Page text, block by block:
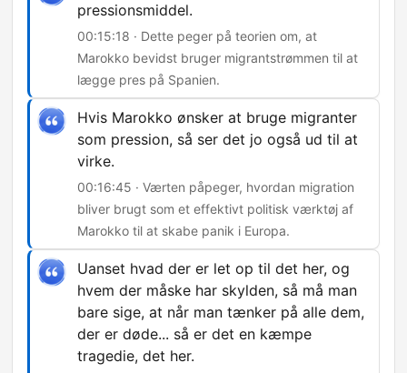
pressionsmiddel.
00:15:18 · Dette peger på teorien om, at
Marokko bevidst bruger migrantstrømmen til at
lægge pres på Spanien.
Hvis Marokko ønsker at bruge migranter
som pression, så ser det jo også ud til at
virke.
00:16:45 · Værten påpeger, hvordan migration
bliver brugt som et effektivt politisk værktøj af
Marokko til at skabe panik i Europa.
Uanset hvad der er let op til det her, og
hvem der måske har skylden, så må man
bare sige, at når man tænker på alle dem,
der er døde... så er det en kæmpe
tragedie, det her.